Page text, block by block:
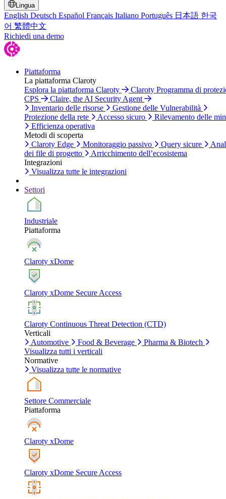
Lingua
English Deutsch Español Français Italiano Português 日本語 한국
어 繁體中文
Richiedi una demo
Piattaforma
La piattaforma Claroty
Esplora la piattaforma Claroty
Claroty Programma di
CPS
Claire, the AI Security Agent
Inventario delle risorse
Gestione delle Vulnerabilità
Protezione della rete
Accesso sicuro
Rilevamento delle
Efficienza operativa
Metodi di scoperta
Claroty Edge
Monitoraggio passivo Query sicure
dei file di progetto
Arricchimento dell’ecosistema
Integrazioni
Visualizza tutte le integrazioni
Settori
Industriale
Piattaforma
Claroty xDome
Claroty xDome Secure Access
Claroty Continuous Threat Detection (CTD)
Verticali
Automotive
Food & Beverage
Pharma & Biotech
Visualizza tutti i verticali
Normative
Visualizza tutte le normative
Settore Commerciale
Piattaforma
Claroty xDome
Claroty xDome Secure Access